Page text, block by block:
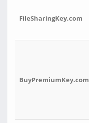
FileSharingKey.com
BuyPremiumKey.com